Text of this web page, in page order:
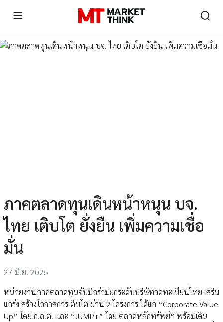
ภาคตลาดทุนเดินหน้าหนุน บจ.
ไทย เติบโต ยั่งยืน เพิ่มความเชื่อ
มั่น
27 มิ.ย. 2025
หน่วยงานภาคตลาดทุนจับมือร่วมยกระดับบริษัทจดทะเบียนไทย เสริม
แกร่ง สร้างโอกาสการเติบโต ผ่าน 2 โครงการ ได้แก่ “Corporate Value
Up” โดย ก.ล.ต. และ “JUMP+” โดย ตลาดหลักทรัพย์ฯ พร้อมเดิน